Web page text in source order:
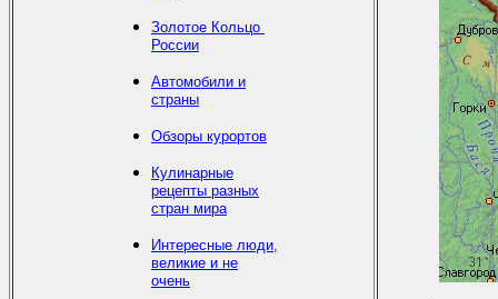
Золотое Кольцо
России
Автомобили и
страны
Обзоры курортов
Кулинарные
рецепты разных
стран мира
Интересные люди,
великие и не
очень